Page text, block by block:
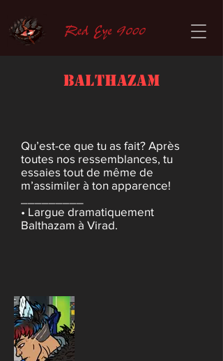
Balthazam
Qu’est-ce que tu as fait? Après
toutes nos ressemblances, tu
essaies tout de même de
m’assimiler à ton apparence!
• Largue dramatiquement
Balthazam à Virad.